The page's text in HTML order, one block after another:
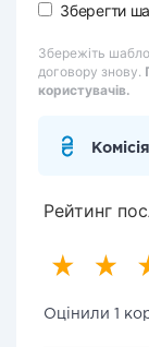
Зберегти
Збережіть
договору знову.
користувачів.
Рейтинг
Оцінили 1